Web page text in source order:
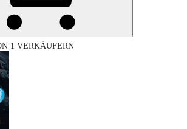
1 VERKÄUFERN